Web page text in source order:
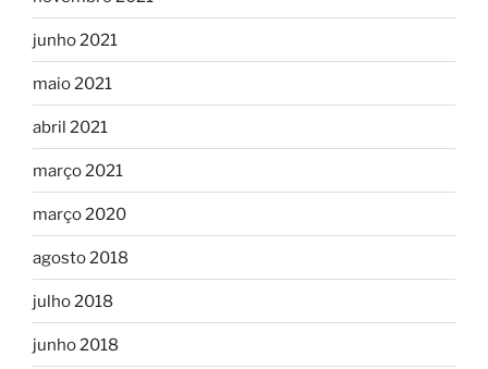
junho 2021
maio 2021
abril 2021
março 2021
março 2020
agosto 2018
julho 2018
junho 2018